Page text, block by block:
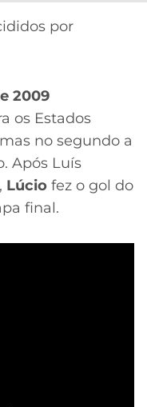
por
2009
os Estados
no segundo a
Após Luís
Lúcio fez o gol do
final.